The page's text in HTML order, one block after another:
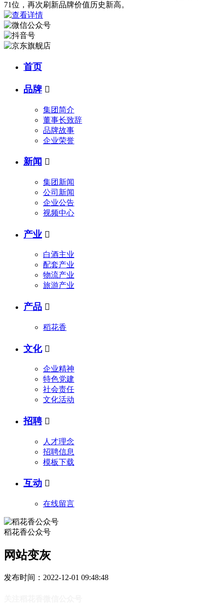
71位，再次刷新品牌价值历史新高。
首页
品牌 
集团简介
董事长致辞
品牌故事
企业荣誉
新闻 
集团新闻
公司新闻
企业公告
视频中心
产业 
白酒主业
配套产业
物流产业
旅游产业
产品 
稻花香
文化 
企业精神
特色党建
社会责任
文化活动
招聘 
人才理念
招聘信息
模板下载
互动 
在线留言
稻花香公众号
网站变灰
发布时间： 2022-12-01 09:48:48